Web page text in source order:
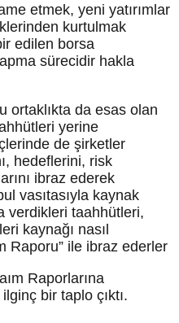
etmek, yeni yatırımlar
kurtulmak
edilen borsa
sürecidir hakla
ortaklıkta da esas olan
yerine
de şirketler
hedeflerini, risk
ibraz ederek
vasıtasıyla kaynak
verdikleri taahhütleri,
kaynağı nasıl
Raporu” ile ibraz ederler
Raporlarına
ilginç bir taplo çıktı.